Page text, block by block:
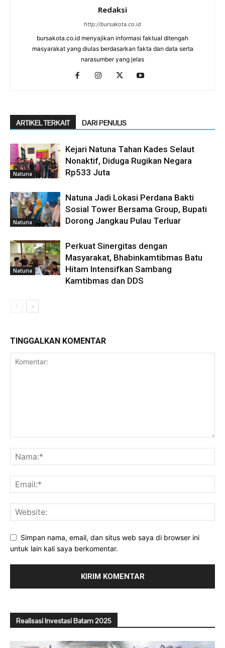
Redaksi
http://bursakota.co.id
bursakota.co.id menyajikan informasi faktual ditengah
masyarakat yang diulas berdasarkan fakta dan data serta
narasumber yang jelas
ARTIKEL TERKAIT DARI PENULIS
Natuna
Kejari Natuna Tahan Kades Selaut
Nonaktif, Diduga Rugikan Negara
Rp533 Juta
Natuna
Natuna Jadi Lokasi Perdana Bakti
Sosial Tower Bersama Group, Bupati
Dorong Jangkau Pulau Terluar
Natuna
Perkuat Sinergitas dengan
Masyarakat, Bhabinkamtibmas Batu
Hitam Intensifkan Sambang
Kamtibmas dan DDS
TINGGALKAN KOMENTAR
Simpan nama, email, dan situs web saya di browser ini
untuk lain kali saya berkomentar.
Realisasi Investasi Batam 2025